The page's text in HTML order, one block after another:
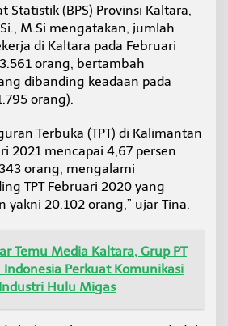
7
P
e
r
s
e
n
Statistik (BPS) Provinsi Kaltara,
M.Si mengatakan, jumlah
di Kaltara pada Februari
orang, bertambah
dibanding keadaan pada
orang).
Terbuka (TPT) di Kalimantan
2021 mencapai 4,67 persen
orang, mengalami
TPT Februari 2020 yang
yakni 20.102 orang,” ujar Tina.
Temu Media Kaltara, Grup PT
Perkuat Komunikasi
Hulu Migas